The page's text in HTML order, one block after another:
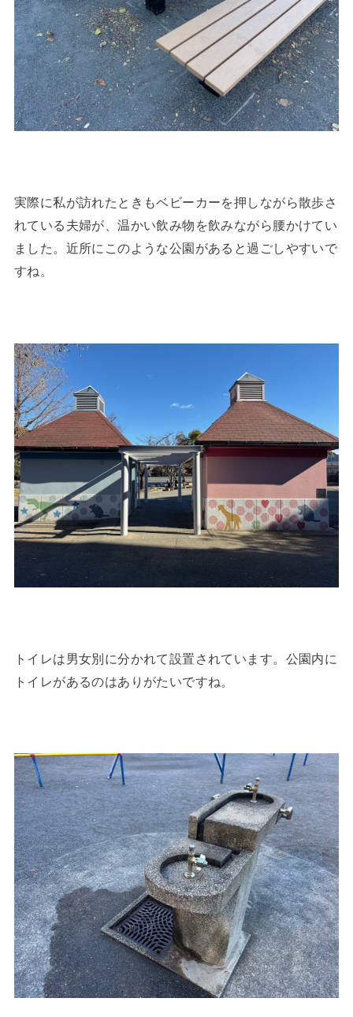
実際に私が訪れたときもベビーカーを押しながら散歩さ
れている夫婦が、温かい飲み物を飲みながら腰かけてい
ました。近所にこのような公園があると過ごしやすいで
すね。
トイレは男女別に分かれて設置されています。公園内に
トイレがあるのはありがたいですね。